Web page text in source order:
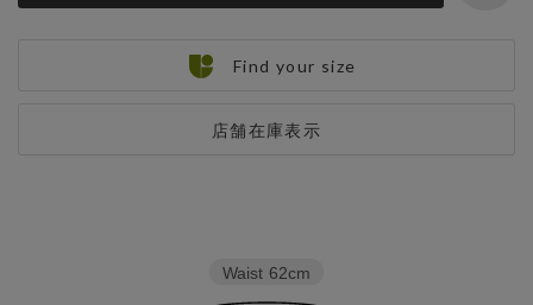
店舗在庫表示
Find your size
Waist 62cm